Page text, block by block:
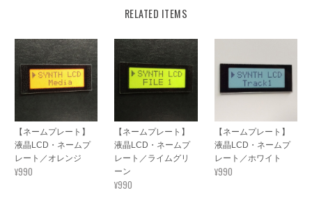
RELATED ITEMS
【ネームプレート】
液晶LCD・ネームプ
レート／オレンジ
¥990
【ネームプレート】
液晶LCD・ネームプ
レート／ライムグリ
ーン
¥990
【ネームプレート】
液晶LCD・ネームプ
レート／ホワイト
¥990